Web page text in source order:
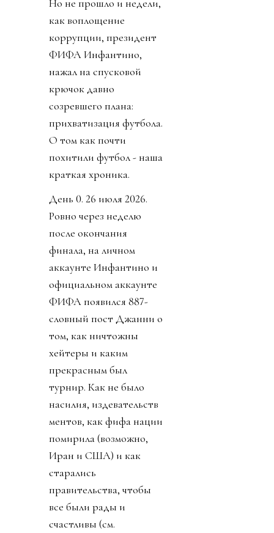
Но не прошло и недели,
как воплощение
коррупции, президент
ФИФА Инфантино,
нажал на спусковой
крючок давно
созревшего плана:
прихватизация футбола.
О том как почти
похитили футбол - наша
краткая хроника.
День 0. 26 июля 2026.
Ровно через неделю
после окончания
финала, на личном
аккаунте Инфантино и
официальном аккаунте
ФИФА появился 887-
словный пост Джанни о
том, как ничтожны
хейтеры и каким
прекрасным был
турнир. Как не было
насилия, издевательств
ментов, как фифа нации
помирила (возможно,
Иран и США) и как
старались
правительства, чтобы
все были рады и
счастливы (см.